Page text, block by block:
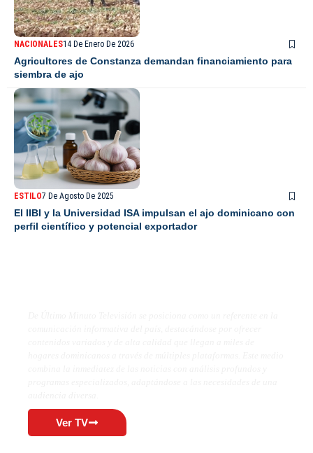
NACIONALES14 De Enero De 2026
Agricultores de Constanza demandan financiamiento para
siembra de ajo
ESTILO7 De Agosto De 2025
El IIBI y la Universidad ISA impulsan el ajo dominicano con
perfil científico y potencial exportador
Ver TV